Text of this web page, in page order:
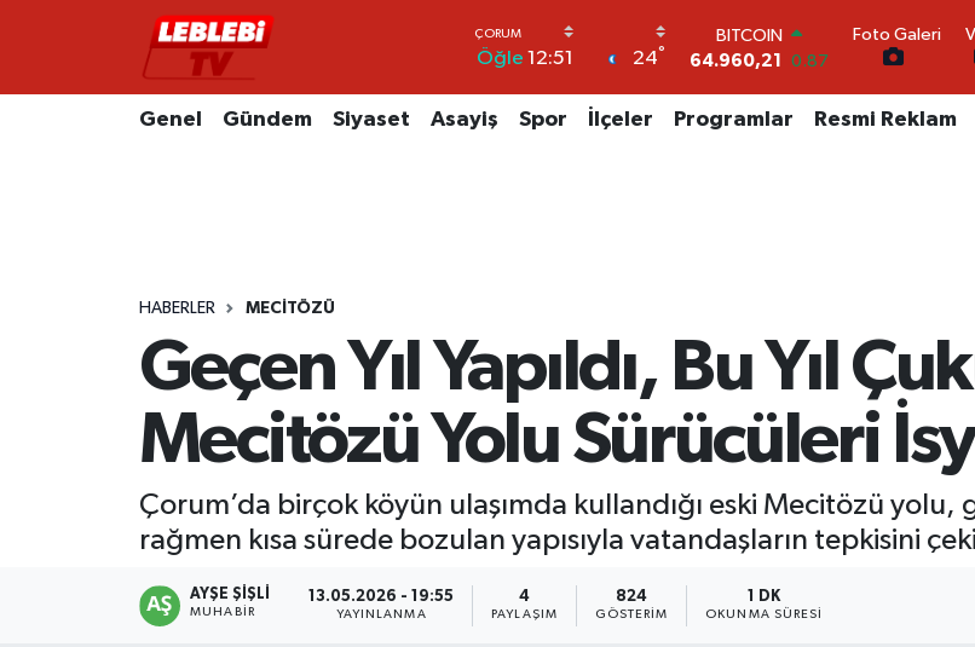
Öğle 12:51 24°
DOLAR
47,7436
0.18
EURO
55,2510 0.32
Foto Galeri
Genel Gündem Siyaset Asayiş Spor İlçeler Programlar Resmi Reklam
HABERLER MECITÖZÜ
Geçen Yıl Yapıldı, Bu Yıl
Mecitözü Yolu Sürücüleri
Çorum’da birçok köyün ulaşımda kullandığı eski Mecitözü yolu,
rağmen kısa sürede bozulan yapısıyla vatandaşların tepkisini
AYŞE ŞIŞLI
MUHABIR
13.05.2026 - 19:55
YAYINLANMA
4
PAYLAŞIM
824
GÖSTERIM
1 DK
OKUNMA SÜRESI
Hava Durumu
Tüm Manşetler
Son Dakika Haberleri
Haber Arşivi